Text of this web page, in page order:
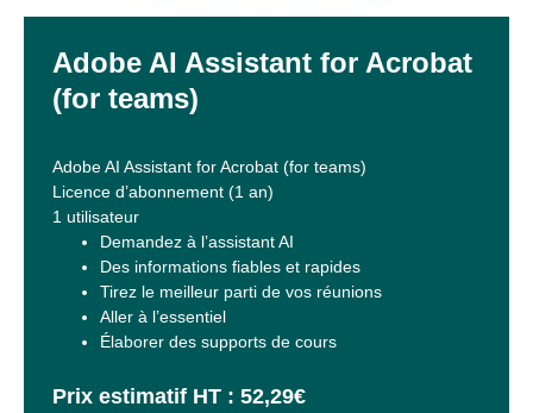
Adobe AI Assistant for Acrobat
(for teams)
Adobe AI Assistant for Acrobat (for teams)
Licence d’abonnement (1 an)
1 utilisateur
Demandez à l’assistant AI
Des informations fiables et rapides
Tirez le meilleur parti de vos réunions
Aller à l’essentiel
Élaborer des supports de cours
Prix estimatif HT : 52,29€